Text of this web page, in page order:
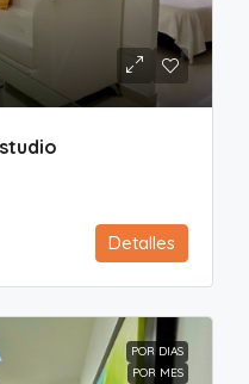
Detalles
POR DIAS
POR MES